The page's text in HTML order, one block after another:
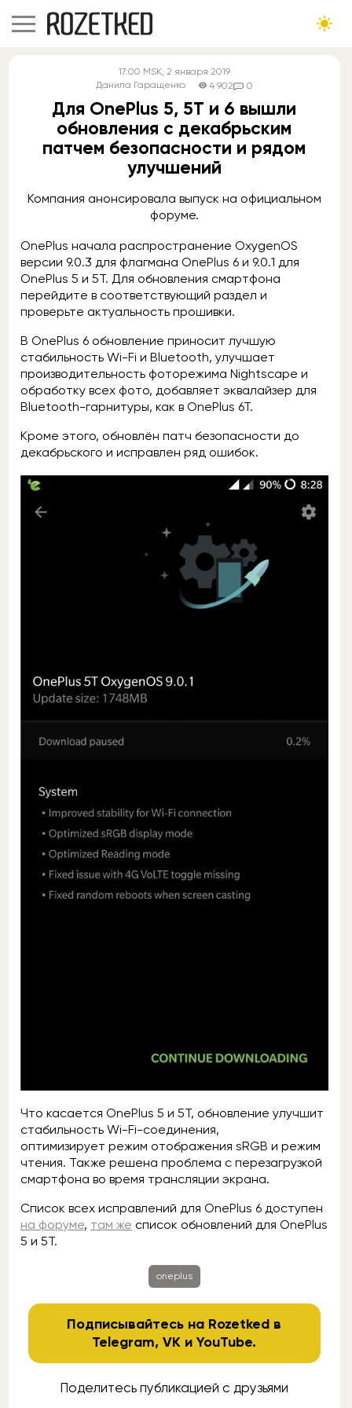
17:00 MSK, 2 января 2019
Данила Гаращенко
4 902 0
Для OnePlus 5, 5T и 6 вышли
обновления с декабрьским
патчем безопасности и рядом
улучшений
Компания анонсировала выпуск на официальном
форуме.
OnePlus начала распространение OxygenOS
версии 9.0.3 для флагмана OnePlus 6 и 9.0.1 для
OnePlus 5 и 5T. Для обновления смартфона
перейдите в соответствующий раздел и
проверьте актуальность прошивки.
В OnePlus 6 обновление приносит лучшую
стабильность Wi-Fi и Bluetooth, улучшает
производительность фоторежима Nightscape и
обработку всех фото, добавляет эквалайзер для
Bluetooth-гарнитуры, как в OnePlus 6T.
Кроме этого, обновлён патч безопасности до
декабрьского и исправлен ряд ошибок.
Что касается OnePlus 5 и 5T, обновление улучшит
стабильность Wi-Fi-соединения,
оптимизирует режим отображения sRGB и режим
чтения. Также решена проблема с перезагрузкой
смартфона во время трансляции экрана.
Список всех исправлений для OnePlus 6 доступен
на форуме, там же список обновлений для OnePlus
5 и 5T.
oneplus
Подписывайтесь на Rozetked в
Telegram,VK иYouTube.
Поделитесь публикацией с друзьями